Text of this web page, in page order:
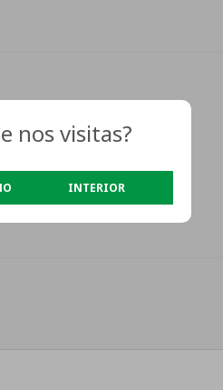
nos visitas?
INTERIOR